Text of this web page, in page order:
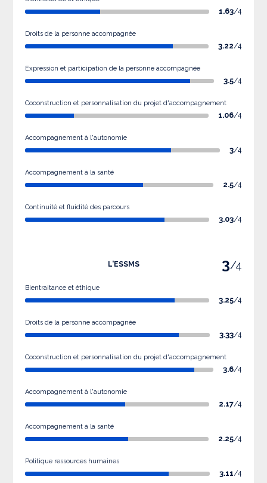
1.63/4
Droits de la personne accompagnée
3.22/4
Expression et participation de la personne accompagnée
3.5/4
Coconstruction et personnalisation du projet d'accompagnement
1.06/4
Accompagnement à l'autonomie
3/4
Accompagnement à la santé
2.5/4
Continuité et fluidité des parcours
3.03/4
L'ESSMS 3/4
Bientraitance et éthique
3.25/4
Droits de la personne accompagnée
3.33/4
Coconstruction et personnalisation du projet d'accompagnement
3.6/4
Accompagnement à l'autonomie
2.17/4
Accompagnement à la santé
2.25/4
Politique ressources humaines
3.11/4